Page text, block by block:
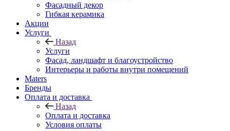
Фасадный декор
Гибкая керамика
Акции
Услуги
Назад
Услуги
Фасад, ландшафт и благоустройство
Интерьеры и работы внутри помещений
Maters
Бренды
Оплата и доставка
Назад
Оплата и доставка
Условия оплаты